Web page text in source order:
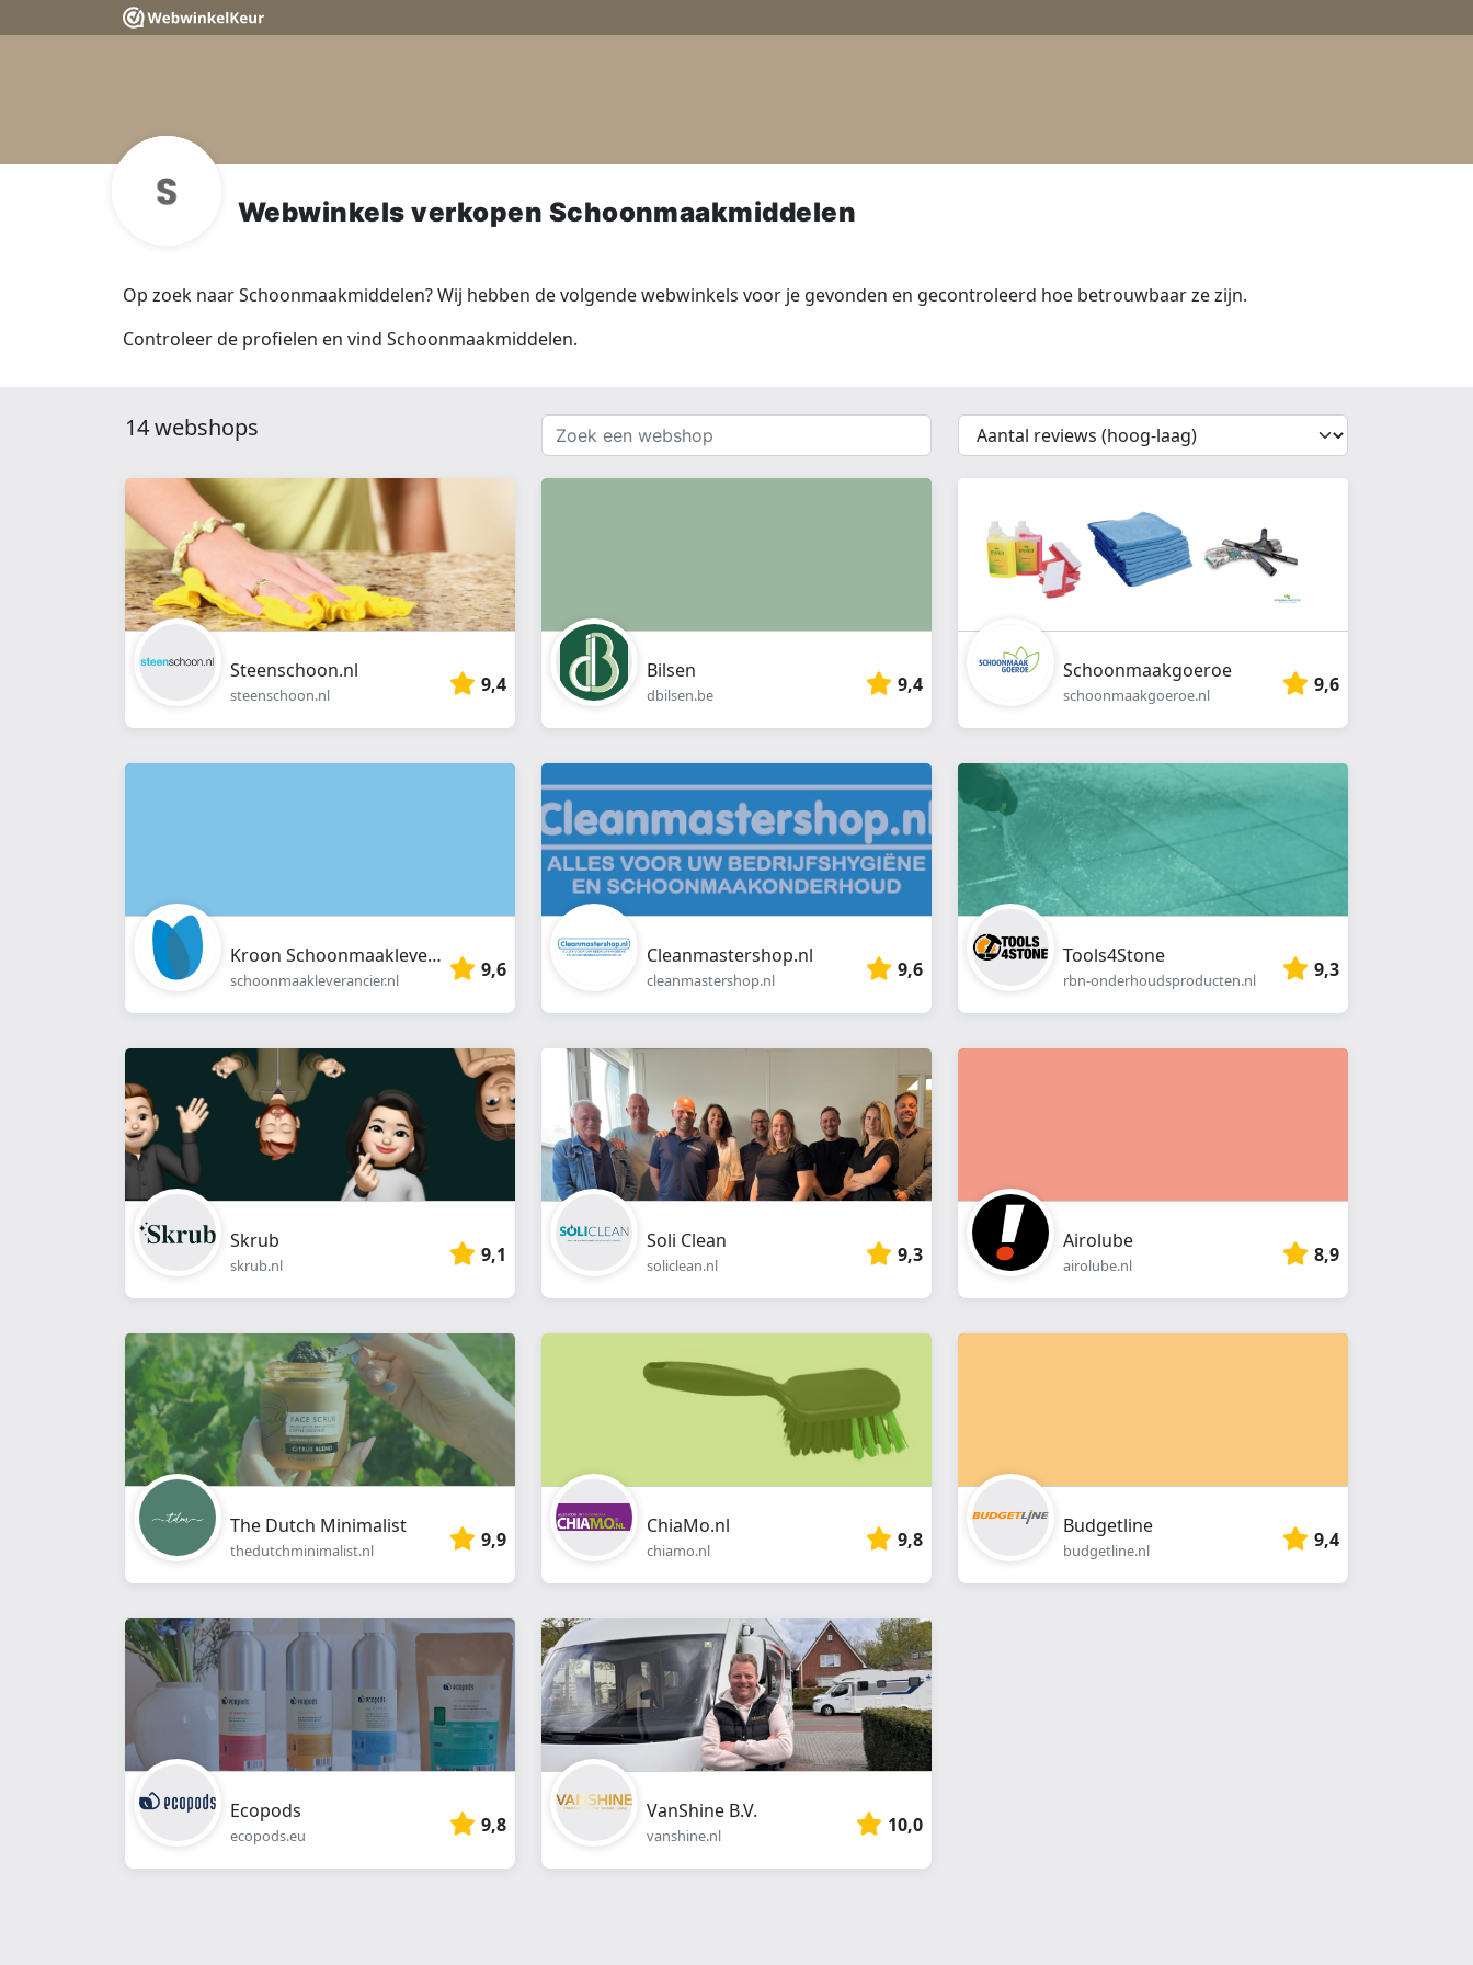
Webwinkels verkopen Schoonmaakmiddelen
Op zoek naar Schoonmaakmiddelen? Wij hebben de volgende webwinkels voor je gevonden en gecontroleerd hoe betrouwbaar ze zijn.
Controleer de profielen en vind Schoonmaakmiddelen.
14 webshops
Zoek
een
webshop
{{
__('Sort')
}}
Steenschoon.nl
steenschoon.nl 9,4
Bilsen
dbilsen.be 9,4
Schoonmaakgoeroe
schoonmaakgoeroe.nl 9,6
Kroon Schoonmaakleverancier
schoonmaakleverancier.nl 9,6
Cleanmastershop.nl
cleanmastershop.nl 9,6
Tools4Stone
rbn-onderhoudsproducten.nl 9,3
Skrub
skrub.nl 9,1
Soli Clean
soliclean.nl 9,3
Airolube
airolube.nl 8,9
The Dutch Minimalist
thedutchminimalist.nl 9,9
ChiaMo.nl
chiamo.nl 9,8
Budgetline
budgetline.nl 9,4
Ecopods
ecopods.eu 9,8
VanShine B.V.
vanshine.nl 10,0